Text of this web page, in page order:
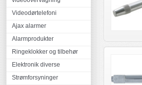
Videodørtelefoni
Ajax alarmer
Alarmprodukter
Ringeklokker og tilbehør
Elektronik diverse
Strømforsyninger